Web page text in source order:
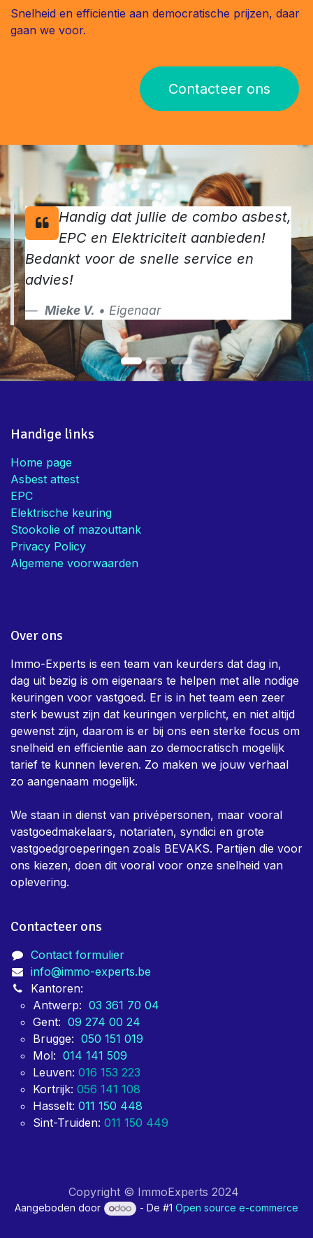
Snelheid en efficientie aan democratische prijzen, daar
gaan we voor.
Contacteer ons
Handig dat jullie de combo asbest,
EPC en Elektriciteit aanbieden!
Bedankt voor de snelle service en
advies!
Mieke V. • Eigenaar
Handige links
Home page
Asbest attest
EPC
Elektrische keuring
Stookolie of mazouttank
Privacy Policy
Algemene voorwaarden
Over ons
Immo-Experts is een team van keurders dat dag in,
dag uit bezig is om eigenaars te helpen met alle nodige
keuringen voor vastgoed. Er is in het team een zeer
sterk bewust zijn dat keuringen verplicht, en niet altijd
gewenst zijn, daarom is er bij ons een sterke focus om
snelheid en efficientie aan zo democratisch mogelijk
tarief te kunnen leveren. Zo maken we jouw verhaal
zo aangenaam mogelijk.
We staan in dienst van privépersonen, maar vooral
vastgoedmakelaars, notariaten, syndici en grote
vastgoedgroeperingen zoals BEVAKS. Partijen die voor
ons kiezen, doen dit vooral voor onze snelheid van
oplevering.
Contacteer ons
Contact formulier
info@immo-experts.be
Kantoren:
Antwerp: 03 361 70 04
Gent: 09 274 00 24
Brugge: 050 151 019
Mol: 014 141 509
Leuven: 016 153 223
Kortrijk: 056 141 108
Hasselt: 011 150 448
Sint-Truiden: 011 150 449
Copyright © ImmoExperts 2024
Aangeboden door - De #1Open source e-commerce